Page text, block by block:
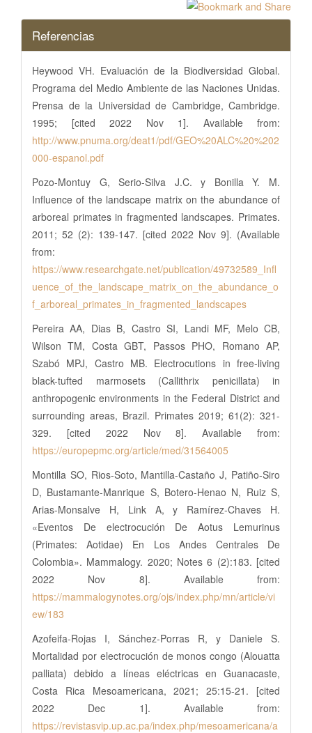
Referencias
Heywood VH. Evaluación de la Biodiversidad Global.
Programa del Medio Ambiente de las Naciones Unidas.
Prensa de la Universidad de Cambridge, Cambridge.
1995; [cited 2022 Nov 1]. Available from:
http://www.pnuma.org/deat1/pdf/GEO%20ALC%20%202
000-espanol.pdf
Pozo-Montuy G, Serio-Silva J.C. y Bonilla Y. M.
Influence of the landscape matrix on the abundance of
arboreal primates in fragmented landscapes. Primates.
2011; 52 (2): 139-147. [cited 2022 Nov 9]. (Available
from:
https://www.researchgate.net/publication/49732589_Infl
uence_of_the_landscape_matrix_on_the_abundance_o
f_arboreal_primates_in_fragmented_landscapes
Pereira AA, Dias B, Castro SI, Landi MF, Melo CB,
Wilson TM, Costa GBT, Passos PHO, Romano AP,
Szabó MPJ, Castro MB. Electrocutions in free-living
black-tufted marmosets (Callithrix penicillata) in
anthropogenic environments in the Federal District and
surrounding areas, Brazil. Primates 2019; 61(2): 321-
329. [cited 2022 Nov 8]. Available from:
https://europepmc.org/article/med/31564005
Montilla SO, Rios-Soto, Mantilla-Castaño J, Patiño-Siro
D, Bustamante-Manrique S, Botero-Henao N, Ruiz S,
Arias-Monsalve H, Link A, y Ramírez-Chaves H.
«Eventos De electrocución De Aotus Lemurinus
(Primates: Aotidae) En Los Andes Centrales De
Colombia». Mammalogy. 2020; Notes 6 (2):183. [cited
2022 Nov 8]. Available from:
https://mammalogynotes.org/ojs/index.php/mn/article/vi
ew/183
Azofeifa-Rojas I, Sánchez-Porras R, y Daniele S.
Mortalidad por electrocución de monos congo (Alouatta
palliata) debido a líneas eléctricas en Guanacaste,
Costa Rica Mesoamericana, 2021; 25:15-21. [cited
2022 Dec 1]. Available from:
https://revistasvip.up.ac.pa/index.php/mesoamericana/a